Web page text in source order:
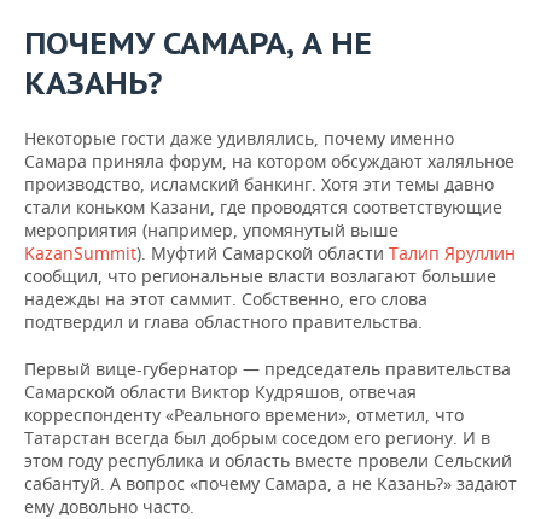
ПОЧЕМУ САМАРА, А НЕ
КАЗАНЬ?
Некоторые гости даже удивлялись, почему именно
Самара приняла форум, на котором обсуждают халяльное
производство, исламский банкинг. Хотя эти темы давно
стали коньком Казани, где проводятся соответствующие
мероприятия (например, упомянутый выше
KazanSummit). Муфтий Самарской области Талип Яруллин
сообщил, что региональные власти возлагают большие
надежды на этот саммит. Собственно, его слова
подтвердил и глава областного правительства.
Первый вице-губернатор — председатель правительства
Самарской области Виктор Кудряшов, отвечая
корреспонденту «Реального времени», отметил, что
Татарстан всегда был добрым соседом его региону. И в
этом году республика и область вместе провели Сельский
сабантуй. А вопрос «почему Самара, а не Казань?» задают
ему довольно часто.